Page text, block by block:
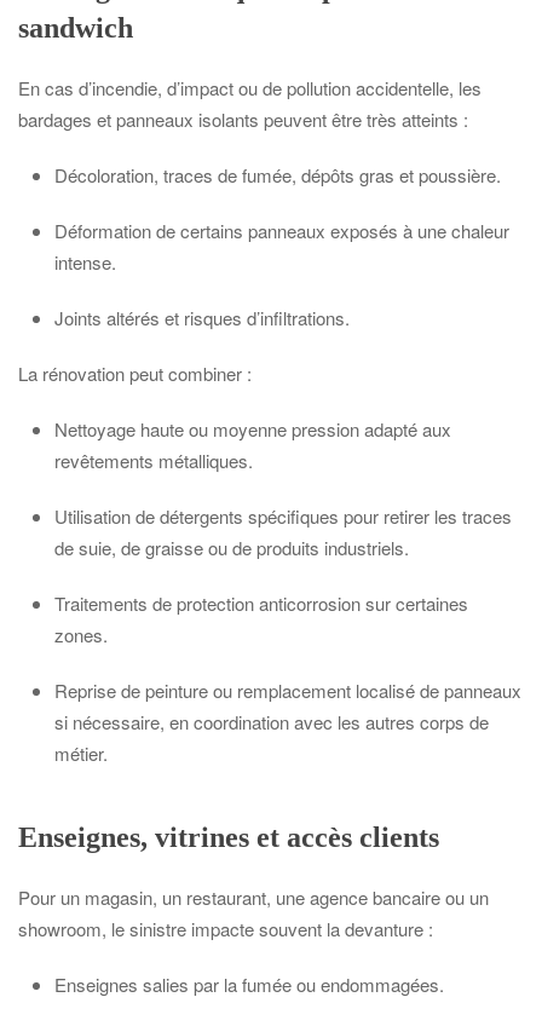
sandwich
En cas d’incendie, d’impact ou de pollution accidentelle, les
bardages et panneaux isolants peuvent être très atteints :
Décoloration, traces de fumée, dépôts gras et poussière.
Déformation de certains panneaux exposés à une chaleur
intense.
Joints altérés et risques d’infiltrations.
La rénovation peut combiner :
Nettoyage haute ou moyenne pression adapté aux
revêtements métalliques.
Utilisation de détergents spécifiques pour retirer les traces
de suie, de graisse ou de produits industriels.
Traitements de protection anticorrosion sur certaines
zones.
Reprise de peinture ou remplacement localisé de panneaux
si nécessaire, en coordination avec les autres corps de
métier.
Enseignes, vitrines et accès clients
Pour un magasin, un restaurant, une agence bancaire ou un
showroom, le sinistre impacte souvent la devanture :
Enseignes salies par la fumée ou endommagées.